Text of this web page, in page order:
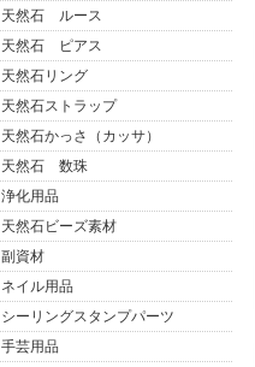
天然石 ルース
天然石 ピアス
天然石リング
天然石ストラップ
天然石かっさ（カッサ）
天然石 数珠
浄化用品
天然石ビーズ素材
副資材
ネイル用品
シーリングスタンプパーツ
手芸用品